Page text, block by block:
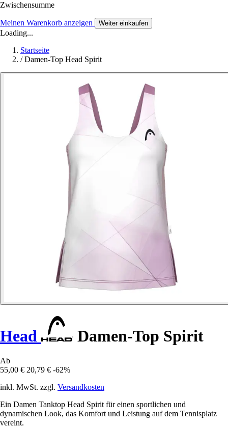
Zwischensumme
Meinen Warenkorb anzeigen Weiter einkaufen
Loading...
Startseite
/ Damen-Top Head Spirit
Head Damen-Top Spirit
Ab
55,00 € 20,79 € -62%
inkl. MwSt. zzgl. Versandkosten
Ein Damen Tanktop Head Spirit für einen sportlichen und
dynamischen Look, das Komfort und Leistung auf dem Tennisplatz
vereint.